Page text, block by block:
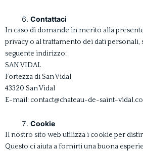
Contattaci
In caso di domande in merito alla
privacy o al trattamento dei dati personali,
seguente indirizzo:
SAN VIDAL
Fortezza di San Vidal
43320 San Vidal
E-mail: contact@chateau-de-saint-
Cookie
Il nostro sito web utilizza i cookie per
Questo ci aiuta a fornirti una buona